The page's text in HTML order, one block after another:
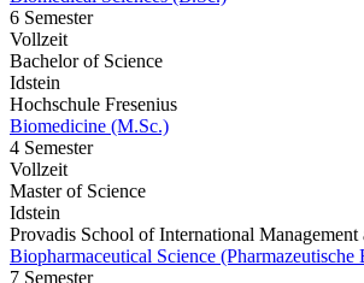
6 Semester
Vollzeit
Bachelor of Science
Idstein
Hochschule Fresenius
Biomedicine (M.Sc.)
4 Semester
Vollzeit
Master of Science
Idstein
Provadis School of International
Biopharmaceutical Science (Pharmazeutische
7 Semester